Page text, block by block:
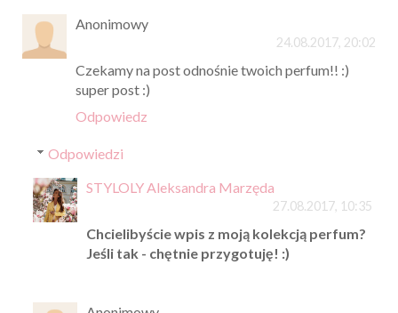
Anonimowy
24.08.2017, 20:02
Czekamy na post odnośnie twoich perfum!! :)
super post :)
Odpowiedz
Odpowiedzi
STYLOLY Aleksandra Marzęda
27.08.2017, 10:35
Chcielibyście wpis z moją kolekcją perfum?
Jeśli tak - chętnie przygotuję! :)